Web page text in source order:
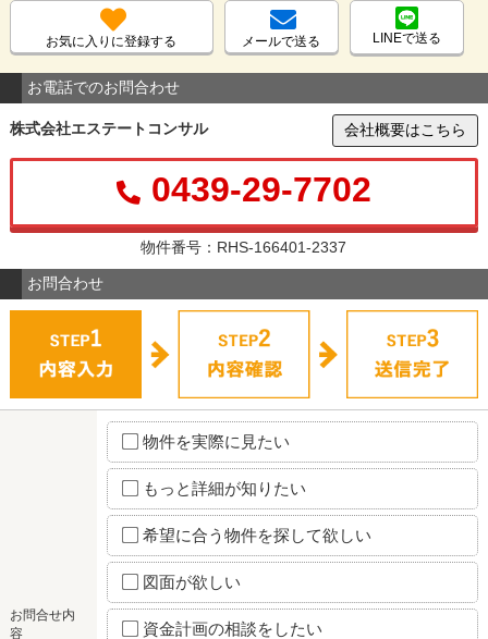
お気に入りに登録する メールで送る LINEで送る
お電話でのお問合わせ
株式会社エステートコンサル 会社概要はこちら
0439-29-7702
物件番号：RHS-166401-2337
お問合わせ
お問合せ内
容
物件を実際に見たい
もっと詳細が知りたい
希望に合う物件を探して欲しい
図面が欲しい
資金計画の相談をしたい